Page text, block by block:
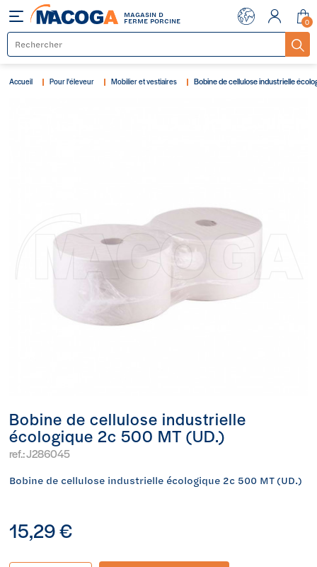
MAGASIN D
FERME PORCINE 0
Menu
Accueil Pour l'éleveur Mobilier et vestiaires Bobine de cellulose industrielle
Bobine de cellulose industrielle
écologique 2c 500 MT (UD.)
ref.:J286045
Bobine de cellulose industrielle écologique 2c 500 MT (UD.)
15,29 €